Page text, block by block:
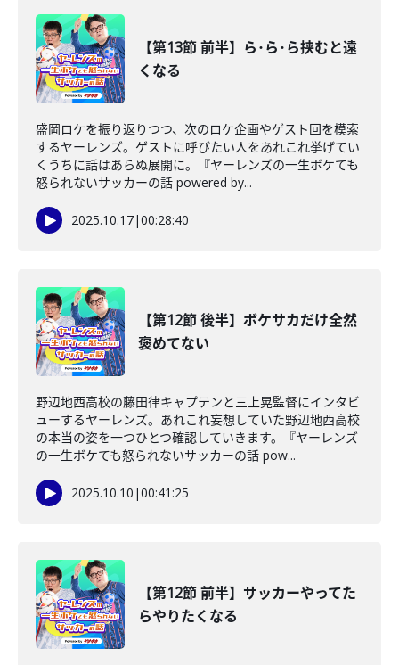
【第13節 前半】ら･ら･ら挟むと遠
くなる
盛岡ロケを振り返りつつ、次のロケ企画やゲスト回を模索
するヤーレンズ。ゲストに呼びたい人をあれこれ挙げてい
くうちに話はあらぬ展開に。『ヤーレンズの一生ボケても
怒られないサッカーの話 powered by...
2025.10.17|00:28:40
【第12節 後半】ボケサカだけ全然
褒めてない
野辺地西高校の藤田律キャプテンと三上晃監督にインタビ
ューするヤーレンズ。あれこれ妄想していた野辺地西高校
の本当の姿を一つひとつ確認していきます。『ヤーレンズ
の一生ボケても怒られないサッカーの話 pow...
2025.10.10 |00:41:25
【第12節 前半】サッカーやってた
らやりたくなる